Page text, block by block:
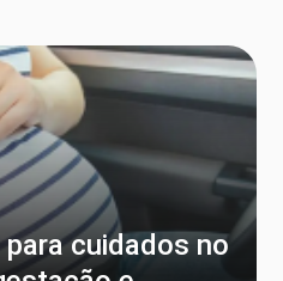
cuidados no